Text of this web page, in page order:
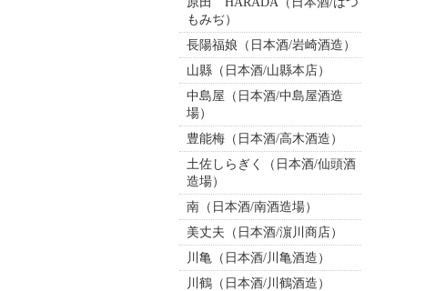
もみぢ）
長陽福娘（日本酒/岩崎酒造）
山縣（日本酒/山縣本店）
中島屋（日本酒/中島屋酒造
場）
豊能梅（日本酒/高木酒造）
土佐しらぎく（日本酒/仙頭酒
造場）
南（日本酒/南酒造場）
美丈夫（日本酒/濵川商店）
川亀（日本酒/川亀酒造）
川鶴（日本酒/川鶴酒造）